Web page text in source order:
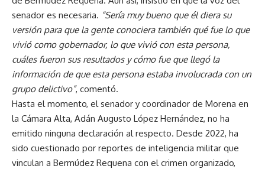
senador es necesaria. “Sería muy bueno que él diera su
versión para que la gente conociera también qué fue lo que
vivió como gobernador, lo que vivió con esta persona,
cuáles fueron sus resultados y cómo fue que llegó la
información de que esta persona estaba involucrada con un
grupo delictivo”, comentó.
Hasta el momento, el senador y coordinador de Morena en
la Cámara Alta, Adán Augusto López Hernández, no ha
emitido ninguna declaración al respecto. Desde 2022, ha
sido cuestionado por reportes de inteligencia militar que
vinculan a Bermúdez Requena con el crimen organizado,